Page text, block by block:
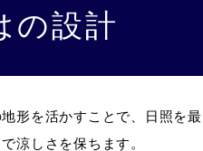
の設計
形を活かすことで、日照を
涼しさを保ちます。